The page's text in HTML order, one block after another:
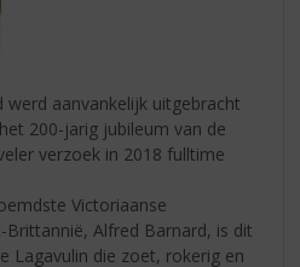
werd aanvankelijk uitgebracht
200-jarig jubileum van de
verzoek in 2018 fulltime
Victoriaanse
Alfred Barnard, is dit
Lagavulin die zoet, rokerig en